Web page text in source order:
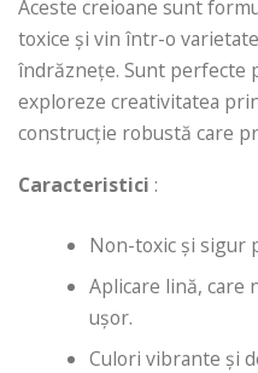
Aceste creioane sunt
toxice și vin într-o
îndrăznețe. Sunt perfecte
exploreze creativitatea
construcție robustă care
Caracteristici :
Non-toxic și sigur
Aplicare lină, care
ușor.
Culori vibrante și